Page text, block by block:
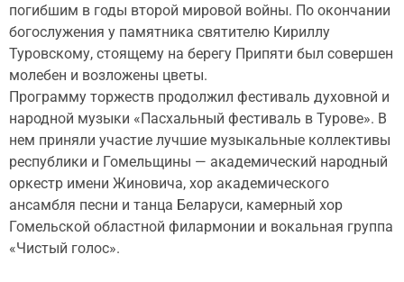
погибшим в годы второй мировой войны. По окончании
богослужения у памятника святителю Кириллу
Туровскому, стоящему на берегу Припяти был совершен
молебен и возложены цветы.
Программу торжеств продолжил фестиваль духовной и
народной музыки «Пасхальный фестиваль в Турове». В
нем приняли участие лучшие музыкальные коллективы
республики и Гомельщины — академический народный
оркестр имени Жиновича, хор академического
ансамбля песни и танца Беларуси, камерный хор
Гомельской областной филармонии и вокальная группа
«Чистый голос».